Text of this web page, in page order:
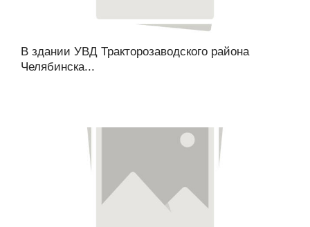
В здании УВД Тракторозаводского района
Челябинска...